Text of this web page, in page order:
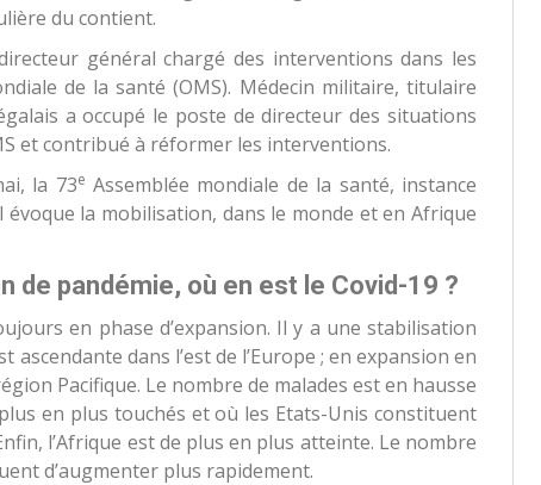
du contient.
général chargé des interventions dans les
de la santé (OMS). Médecin militaire, titulaire
a occupé le poste de directeur des situations
et contribué à réformer les interventions.
la 73e Assemblée mondiale de la santé, instance
évoque la mobilisation, dans le monde et en Afrique
de pandémie, où en est le Covid-19 ?
en phase d’expansion. Il y a une stabilisation
ascendante dans l’est de l’Europe ; en expansion en
Pacifique. Le nombre de malades est en hausse
en plus touchés et où les Etats-Unis constituent
l’Afrique est de plus en plus atteinte. Le nombre
d’augmenter plus rapidement.